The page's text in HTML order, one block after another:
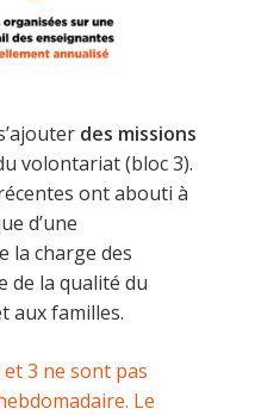
des missions
volontariat (bloc 3).
ont abouti à
d’une
la charge des
de la qualité du
aux familles.
et 3 ne sont pas
Le